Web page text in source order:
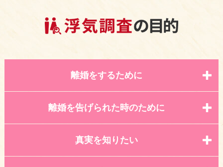
離婚をするために
離婚を告げられた時のために
真実を知りたい